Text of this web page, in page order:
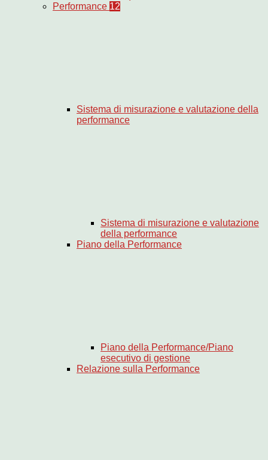
Performance 12
Sistema di misurazione e valutazione della
performance
Sistema di misurazione e valutazione
della performance
Piano della Performance
Piano della Performance/Piano
esecutivo di gestione
Relazione sulla Performance